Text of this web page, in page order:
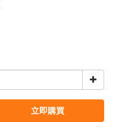
立即購買